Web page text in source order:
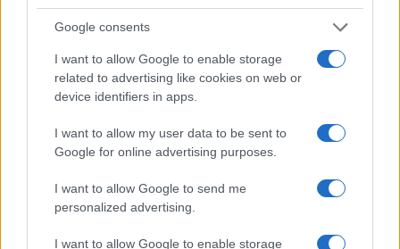
Google consents
I want to allow Google to enable storage
related to advertising like cookies on web or
device identifiers in apps.
I want to allow my user data to be sent to
Google for online advertising purposes.
I want to allow Google to send me
personalized advertising.
I want to allow Google to enable storage
Profumerie Douglas verso la chiusura: lavoratori in
ginocchio. Ma è davvero crisi?